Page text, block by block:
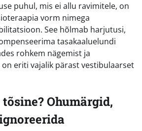
puhul, mis ei allu ravimitele, on
vorm nimega
See hõlmab harjutusi,
tasakaaluelundi
rohkem nägemist ja
eriti vajalik pärast vestibulaarset
Ohumärgid,